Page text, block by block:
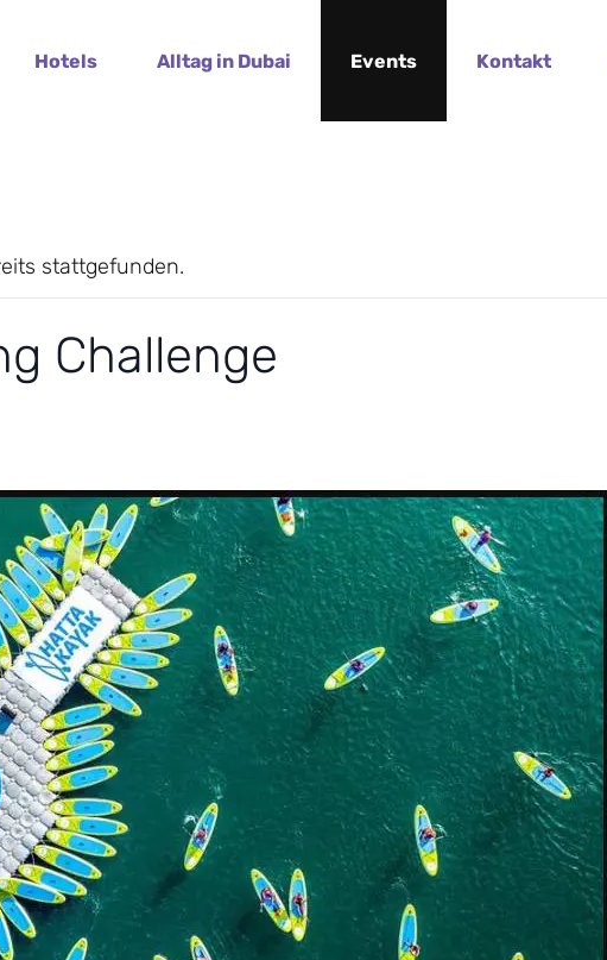
Hotels Alltag in Dubai Events Kontakt
stattgefunden.
Challenge